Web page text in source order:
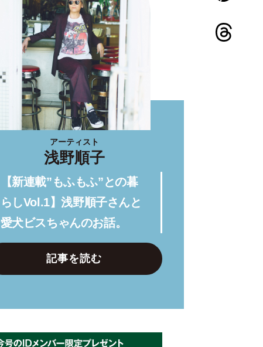
アーティスト
浅野順子
【新連載”もふもふ”との暮
らしVol.1】浅野順子さんと
愛犬ビスちゃんのお話。
記事を読む